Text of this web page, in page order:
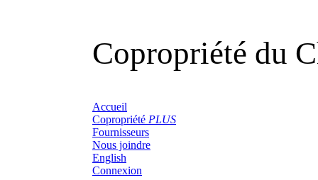
Copropriété du
Accueil
Copropriété PLUS
Fournisseurs
Nous joindre
English
Connexion